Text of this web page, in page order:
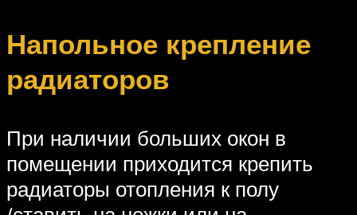
Напольное крепление
радиаторов
При наличии больших окон в
помещении приходится крепить
радиаторы отопления к полу